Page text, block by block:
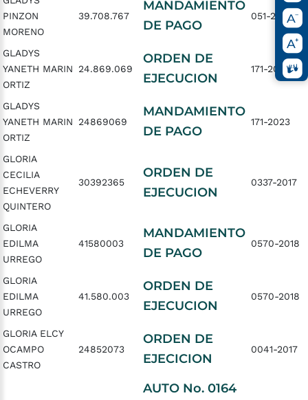
PINZON
MORENO
39.708.767
MANDAMIENTO
DE PAGO
051-2024
GLADYS
YANETH MARIN
ORTIZ
24.869.069
ORDEN DE
EJECUCION
171-2023
GLADYS
YANETH MARIN
ORTIZ
24869069
MANDAMIENTO
DE PAGO
171-2023
GLORIA
CECILIA
ECHEVERRY
QUINTERO
30392365
ORDEN DE
EJECUCION
0337-2017
GLORIA
EDILMA
URREGO
41580003
MANDAMIENTO
DE PAGO
0570-2018
GLORIA
EDILMA
URREGO
41.580.003
ORDEN DE
EJECUCION
0570-2018
GLORIA ELCY
OCAMPO
CASTRO
24852073
ORDEN DE
EJECICION
0041-2017
AUTO No. 0164